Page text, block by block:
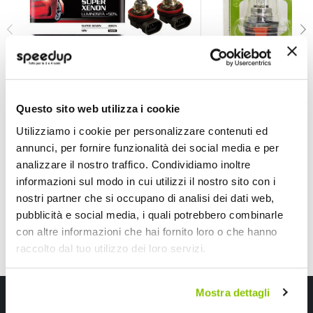
Questo sito web utilizza i cookie
Utilizziamo i cookie per personalizzare contenuti ed
annunci, per fornire funzionalità dei social media e per
analizzare il nostro traffico. Condividiamo inoltre
informazioni sul modo in cui utilizzi il nostro sito con i
nostri partner che si occupano di analisi dei dati web,
pubblicità e social media, i quali potrebbero combinarle
con altre informazioni che hai fornito loro o che hanno
raccolto dal tuo utilizzo dei loro servizi.
Mostra dettagli
D-GEAR
+50% Bianco 35W 4000k
14,85 € 12,85 €
Iscriviti alla newsletter Speedup